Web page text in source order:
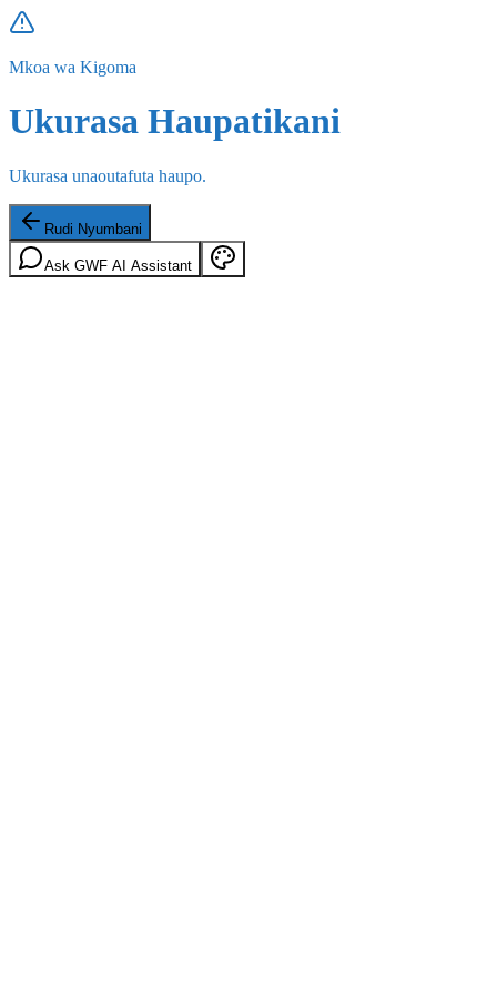
Mkoa wa Kigoma
Ukurasa Haupatikani
Ukurasa unaoutafuta haupo.
Rudi Nyumbani
Ask GWF AI Assistant